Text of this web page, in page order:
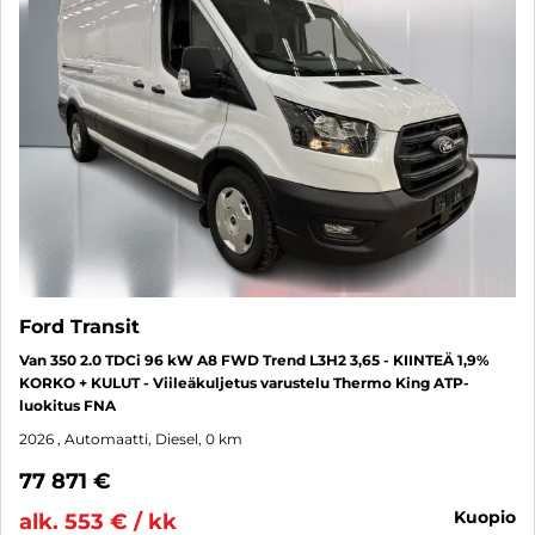
Ford Transit
Van 350 2.0 TDCi 96 kW A8 FWD Trend L3H2 3,65 - KIINTEÄ 1,9%
KORKO + KULUT - Viileäkuljetus varustelu Thermo King ATP-
luokitus FNA
2026 , Automaatti, Diesel, 0 km
77 871 €
alk. 553 € / kk
kuopio